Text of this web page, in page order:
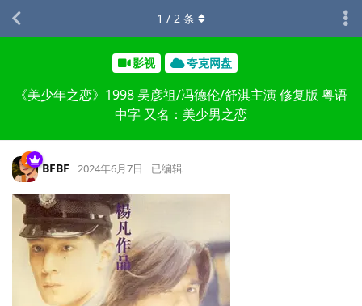
影视 夸克网盘
《美少年之恋》1998 吴彦祖/冯德伦/舒淇主演 修复版 粤语
中字 又名：美少男之恋
1 / 2 条
BFBF 2024年6月7日 已编辑